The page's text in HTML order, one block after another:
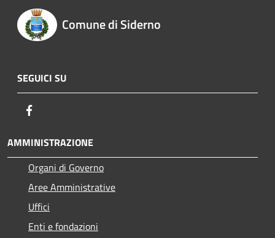
Comune di Siderno
SEGUICI SU
AMMINISTRAZIONE
Organi di Governo
Aree Amministrative
Uffici
Enti e fondazioni